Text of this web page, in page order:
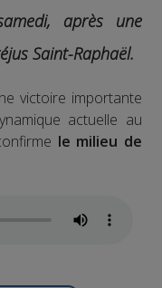
après une
Saint-Raphaël.
victoire importante
actuelle au
le milieu de